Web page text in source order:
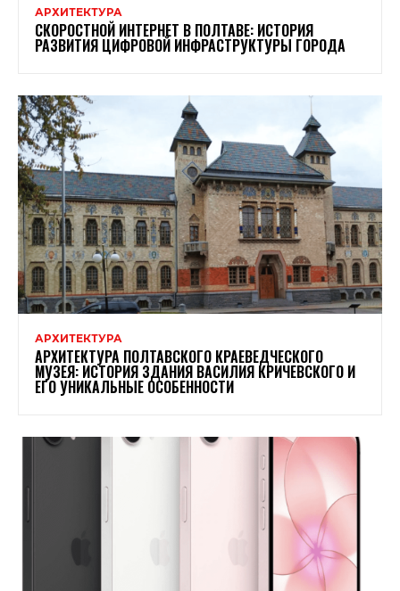
АРХИТЕКТУРА
СКОРОСТНОЙ ИНТЕРНЕТ В ПОЛТАВЕ: ИСТОРИЯ
РАЗВИТИЯ ЦИФРОВОЙ ИНФРАСТРУКТУРЫ ГОРОДА
АРХИТЕКТУРА
АРХИТЕКТУРА ПОЛТАВСКОГО КРАЕВЕДЧЕСКОГО
МУЗЕЯ: ИСТОРИЯ ЗДАНИЯ ВАСИЛИЯ КРИЧЕВСКОГО И
ЕГО УНИКАЛЬНЫЕ ОСОБЕННОСТИ